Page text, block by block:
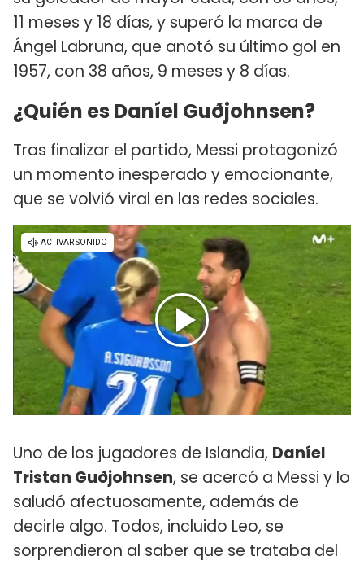
11 meses y 18 días, y superó la marca de
Ángel Labruna, que anotó su último gol en
1957, con 38 años, 9 meses y 8 días.
¿Quién es Daníel Guðjohnsen?
Tras finalizar el partido, Messi protagonizó
un momento inesperado y emocionante,
que se volvió viral en las redes sociales.
Uno de los jugadores de Islandia, Daníel
Tristan Guðjohnsen, se acercó a Messi y lo
saludó afectuosamente, además de
decirle algo. Todos, incluido Leo, se
sorprendieron al saber que se trataba del